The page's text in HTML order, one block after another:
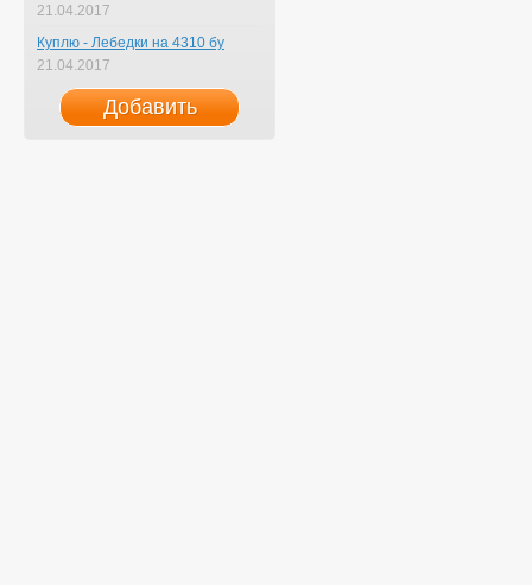
21.04.2017
Куплю - Лебедки на 4310 бу
21.04.2017
Добавить